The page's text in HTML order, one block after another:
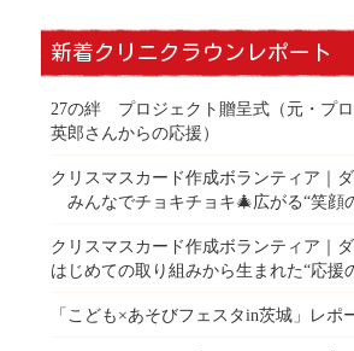
新着クリニクラウンレポート
27の絆 プロジェクト贈呈式（元・プ
英郎さんからの応援）
クリスマスカード作成ボランティア｜
みんなでチョキチョキ🎄広がる“笑顔
クリスマスカード作成ボランティア｜
はじめての取り組みから生まれた“応援
「こども×あそびフェスタin茨城」レポ